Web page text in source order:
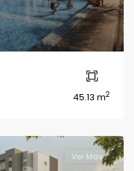
45.13 m2
Ver Más